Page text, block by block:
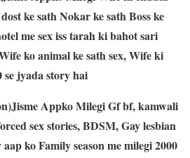
ke sath Nokar ke sath Boss ke
me sex iss tarah ki bahot sari
ko animal ke sath sex, Wife ki
jyada story hai
Appko Milegi Gf bf, kamwali
sex stories, BDSM, Gay lesbian
ko Family season me milegi 2000